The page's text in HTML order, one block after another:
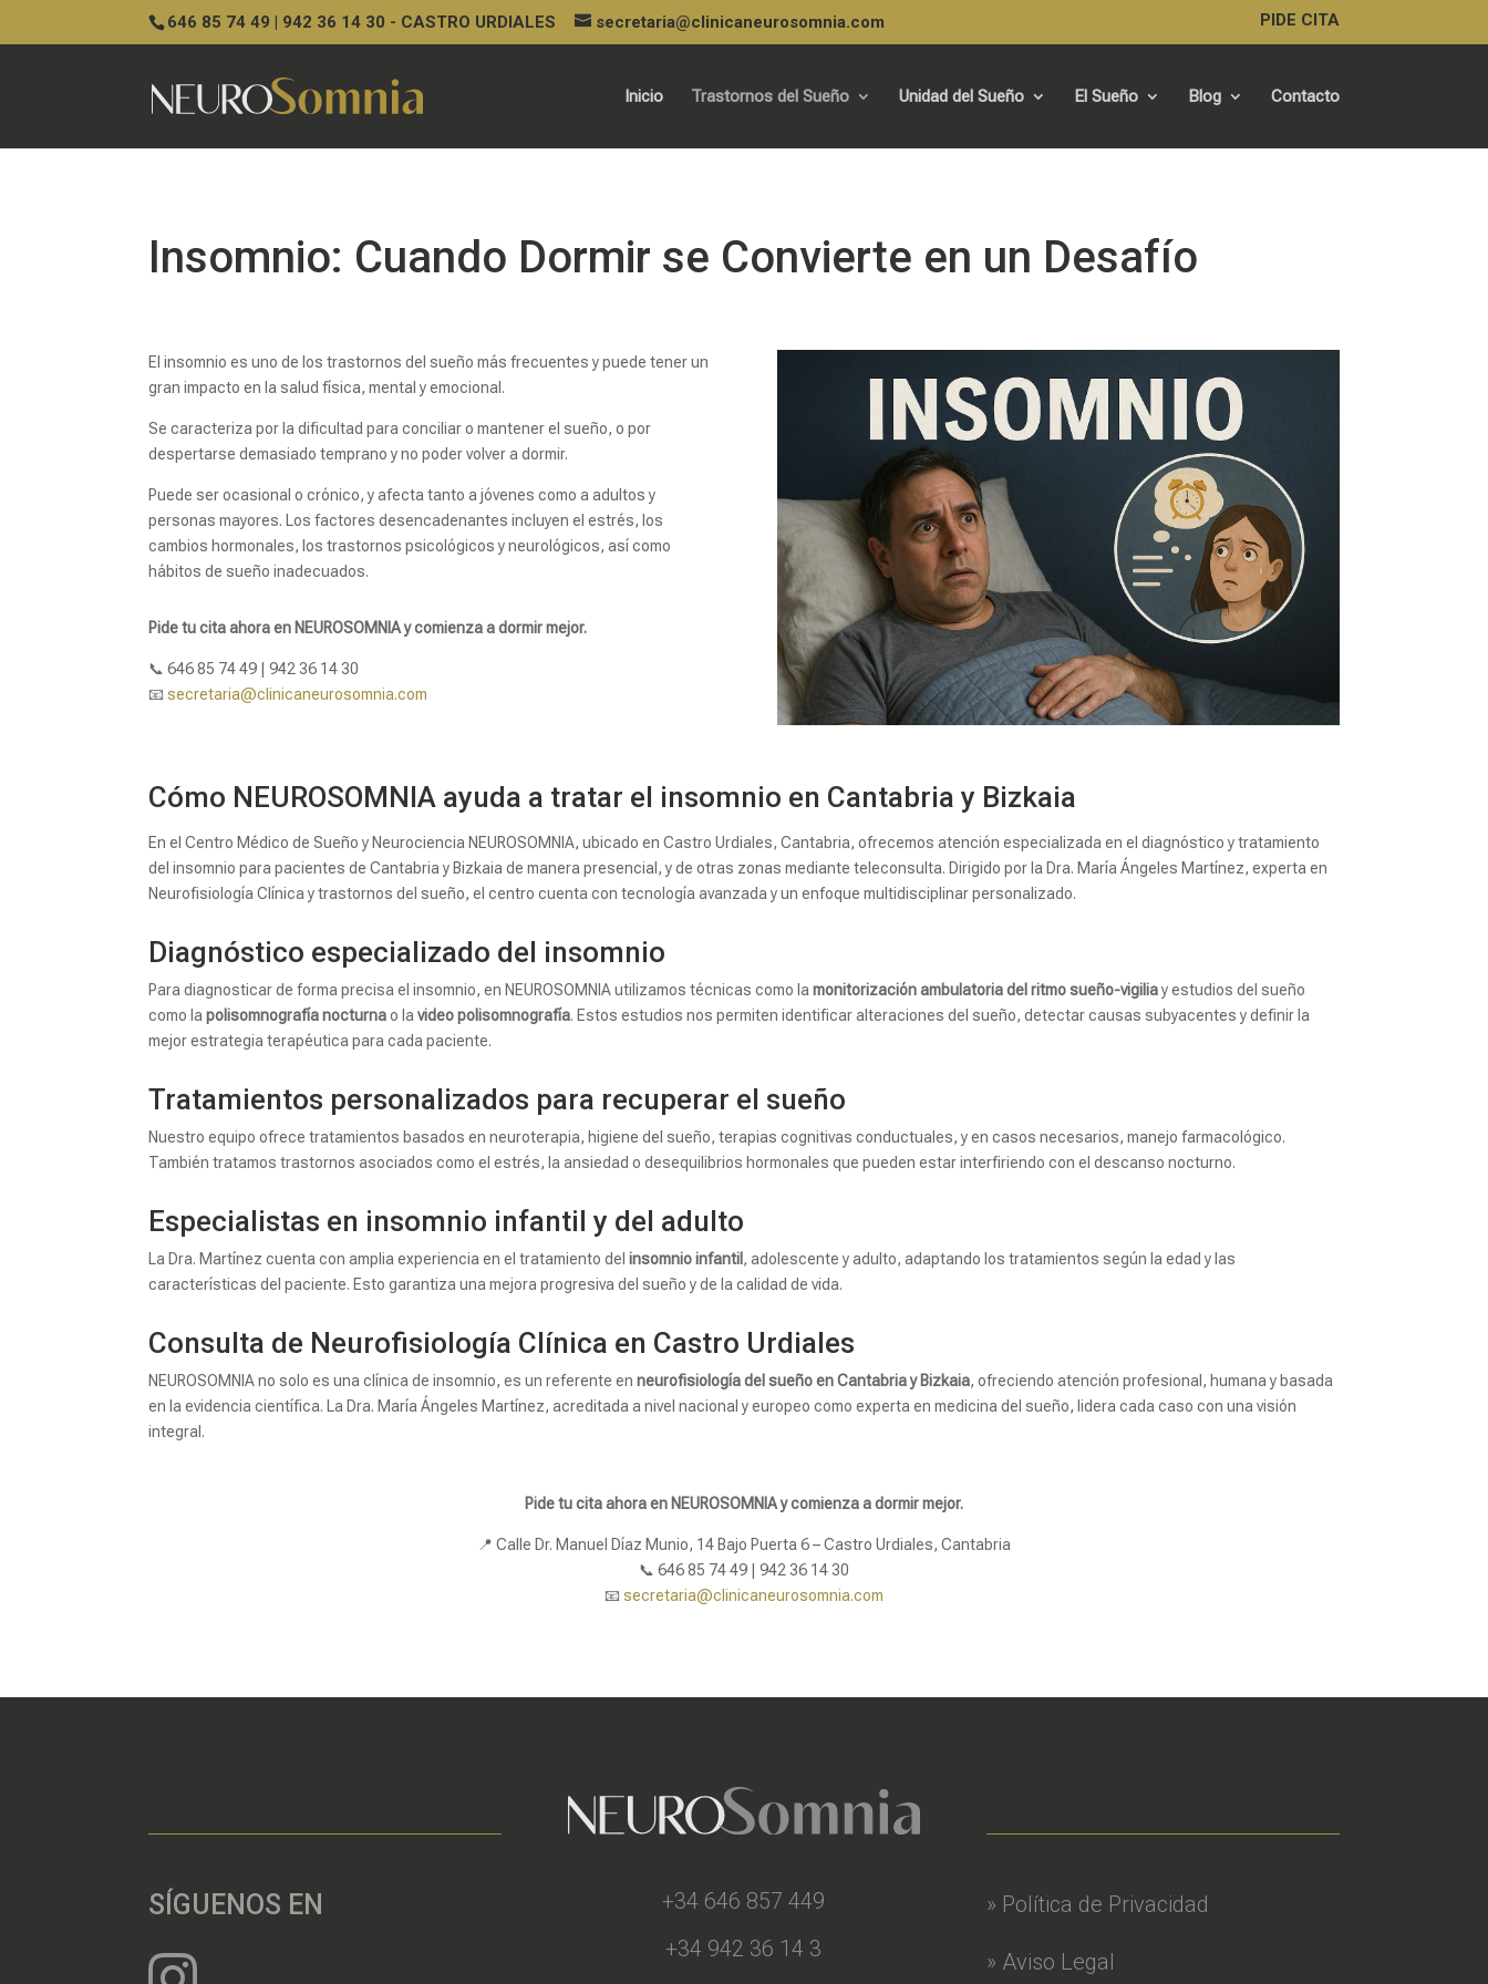
646 85 74 49 | 942 36 14 30 - CASTRO URDIALES secretaria@clinicaneurosomnia.com PIDE CITA
Inicio Trastornos del Sueño Unidad del Sueño El Sueño Blog Contacto
Insomnio: Cuando Dormir se Convierte en un Desafío
El insomnio es uno de los trastornos del sueño más frecuentes y puede tener un
gran impacto en la salud física, mental y emocional.
Se caracteriza por la dificultad para conciliar o mantener el sueño, o por
despertarse demasiado temprano y no poder volver a dormir.
Puede ser ocasional o crónico, y afecta tanto a jóvenes como a adultos y
personas mayores. Los factores desencadenantes incluyen el estrés, los
cambios hormonales, los trastornos psicológicos y neurológicos, así como
hábitos de sueño inadecuados.
Pide tu cita ahora en NEUROSOMNIA y comienza a dormir mejor.
📞 646 85 74 49 | 942 36 14 30
📧secretaria@clinicaneurosomnia.com
Cómo NEUROSOMNIA ayuda a tratar el insomnio en Cantabria y Bizkaia
En el Centro Médico de Sueño y Neurociencia NEUROSOMNIA, ubicado en Castro Urdiales, Cantabria, ofrecemos atención especializada en el diagnóstico y tratamiento
del insomnio para pacientes de Cantabria y Bizkaia de manera presencial, y de otras zonas mediante teleconsulta. Dirigido por la Dra. María Ángeles Martínez, experta en
Neurofisiología Clínica y trastornos del sueño, el centro cuenta con tecnología avanzada y un enfoque multidisciplinar personalizado.
Diagnóstico especializado del insomnio
Para diagnosticar de forma precisa el insomnio, en NEUROSOMNIA utilizamos técnicas como lamonitorización ambulatoria del ritmo sueño-vigiliay estudios del sueño
como lapolisomnografía nocturnao lavideo polisomnografía. Estos estudios nos permiten identificar alteraciones del sueño, detectar causas subyacentes y definir la
mejor estrategia terapéutica para cada paciente.
Tratamientos personalizados para recuperar el sueño
Nuestro equipo ofrece tratamientos basados en neuroterapia, higiene del sueño, terapias cognitivas conductuales, y en casos necesarios, manejo farmacológico.
También tratamos trastornos asociados como el estrés, la ansiedad o desequilibrios hormonales que pueden estar interfiriendo con el descanso nocturno.
Especialistas en insomnio infantil y del adulto
La Dra. Martínez cuenta con amplia experiencia en el tratamiento delinsomnio infantil , adolescente y adulto, adaptando los tratamientos según la edad y las
características del paciente. Esto garantiza una mejora progresiva del sueño y de la calidad de vida.
Consulta de Neurofisiología Clínica en Castro Urdiales
NEUROSOMNIA no solo es una clínica de insomnio, es un referente enneurofisiología del sueño en Cantabria y Bizkaia, ofreciendo atención profesional, humana y basada
en la evidencia científica. La Dra. María Ángeles Martínez, acreditada a nivel nacional y europeo como experta en medicina del sueño, lidera cada caso con una visión
integral.
Pide tu cita ahora en NEUROSOMNIA y comienza a dormir mejor.
📍 Calle Dr. Manuel Díaz Munio, 14 Bajo Puerta 6 – Castro Urdiales, Cantabria
📞 646 85 74 49 | 942 36 14 30
📧 secretaria@clinicaneurosomnia.com
SÍGUENOS EN
+34 646 857 449
+34 942 36 14 3
» Política de Privacidad
» Aviso Legal